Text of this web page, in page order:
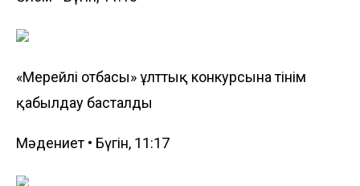
«Мерейлі отбасы» ұлттық конкурсына өтінім
қабылдау басталды
Мәдениет • Бүгін, 11:17